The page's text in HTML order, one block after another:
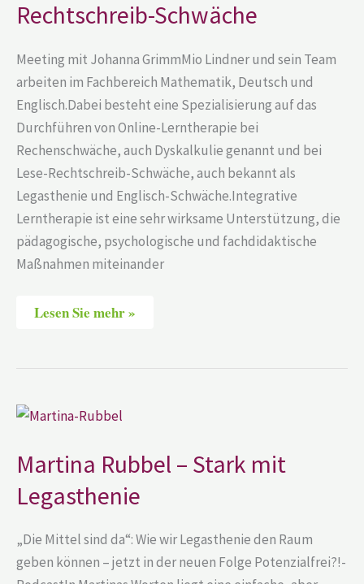
Rechtschreib-Schwäche
Meeting mit Johanna GrimmMio Lindner und sein Team
arbeiten im Fachbereich Mathematik, Deutsch und
Englisch.Dabei besteht eine Spezialisierung auf das
Durchführen von Online-Lerntherapie bei
Rechenschwäche, auch Dyskalkulie genannt und bei
Lese-Rechtschreib-Schwäche, auch bekannt als
Legasthenie und Englisch-Schwäche.Integrative
Lerntherapie ist eine sehr wirksame Unterstützung, die
pädagogische, psychologische und fachdidaktische
Maßnahmen miteinander
Schwäche
Lesen Sie mehr »
Martina Rubbel – Stark mit
Legasthenie
„Die Mittel sind da“: Wie wir Legasthenie den Raum
geben können – jetzt in der neuen Folge Potenzialfrei?!-
Martina
Rubbel
Stark
mit
Legasthenie